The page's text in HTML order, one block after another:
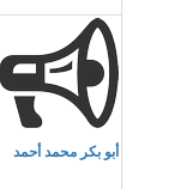
أبو بكر محمد أحمد